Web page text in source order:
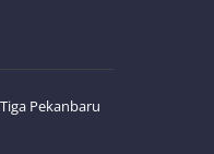
Pekanbaru